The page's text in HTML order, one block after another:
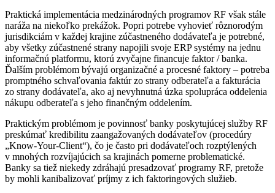
Praktická implementácia medzinárodných programov RF však stále
naráža na niekoľko prekážok. Popri potrebe vyhovieť rôznorodým
jurisdikciám v každej krajine zúčastneného dodávateľa je potrebné,
aby všetky zúčastnené strany napojili svoje ERP systémy na jednu
informačnú platformu, ktorú zvyčajne financuje faktor / banka.
Ďalším problémom bývajú organizačné a procesné faktory – potreba
promptného schvaľovania faktúr zo strany odberateľa a fakturácia
zo strany dodávateľa, ako aj nevyhnutná úzka spolupráca oddelenia
nákupu odberateľa s jeho finančným oddelením.
Praktickým problémom je povinnosť banky poskytujúcej služby RF
preskúmať kredibilitu zaangažovaných dodávateľov (procedúry
„Know-Your-Client“), čo je často pri dodávateľoch rozptýlených
v mnohých rozvíjajúcich sa krajinách pomerne problematické.
Banky sa tiež niekedy zdráhajú presadzovať programy RF, pretože
by mohli kanibalizovať príjmy z ich faktoringových služieb.